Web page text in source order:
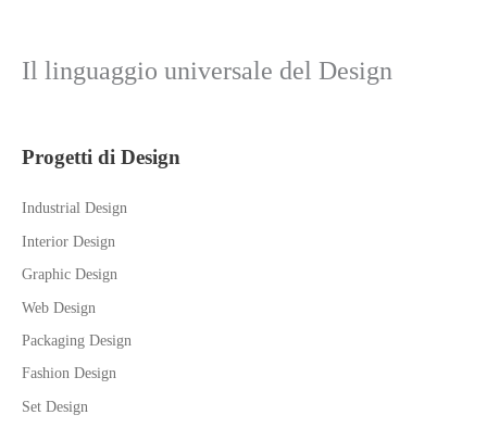
Il linguaggio universale del Design
Progetti di Design
Industrial Design
Interior Design
Graphic Design
Web Design
Packaging Design
Fashion Design
Set Design